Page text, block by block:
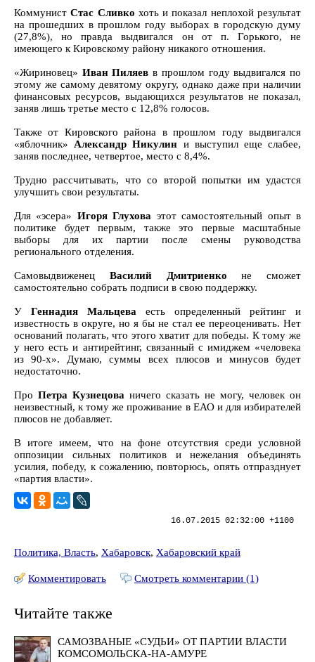
КоммунистСтас Сливко хоть и показал неплохой результат
на прошедших в прошлом году выборах в городскую думу
(27,8%), но правда выдвигался он от п. Горького, не
имеющего к Кировскому району никакого отношения.
«Жириновец» Иван Пиляев в прошлом году выдвигался по
этому же самому девятому округу, однако даже при наличии
финансовых ресурсов, выдающихся результатов не показал,
заняв лишь третье место с 12,8% голосов.
Также от Кировского района в прошлом году выдвигался
«яблочник» Александр Никулин и выступил еще слабее,
заняв последнее, четвертое, место с 8,4%.
Трудно рассчитывать, что со второй попытки им удастся
улучшить свои результаты.
Для «эсера» Игоря Глухова этот самостоятельный опыт в
политике будет первым, также это первые масштабные
выборы для их партии после смены руководства
регионального отделения.
Самовыдвиженец Василий Дмитриенко не сможет
самостоятельно собрать подписи в свою поддержку.
У Геннадия Мальцева есть определенный рейтинг и
известность в округе, но я бы не стал ее переоценивать. Нет
оснований полагать, что этого хватит для победы. К тому же
у него есть и антирейтинг, связанный с имиджем «человека
из 90-х». Думаю, суммы всех плюсов и минусов будет
недостаточно.
Про Петра Кузнецова ничего сказать не могу, человек он
неизвестный, к тому же проживание в ЕАО и для избирателей
плюсов не добавляет.
В итоге имеем, что на фоне отсутствия среди условной
оппозиции сильных политиков и нежелания объединять
усилия, победу, к сожалению, повторюсь, опять отпразднует
«партия власти».
16.07.2015 02:32:00 +1100
Политика, Власть, Хабаровск, Хабаровский край
Комментировать Смотреть комментарии (1)
Читайте также
САМОЗВАНЫЕ «СУДЬИ» ОТ ПАРТИИ ВЛАСТИ
КОМСОМОЛЬСКА-НА-АМУРЕ